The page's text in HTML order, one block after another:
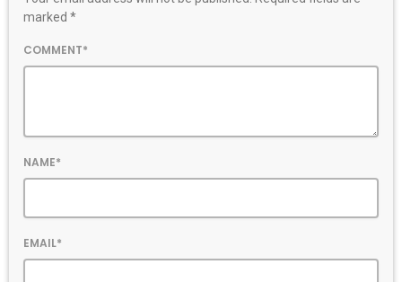
marked *
COMMENT*
NAME*
EMAIL*